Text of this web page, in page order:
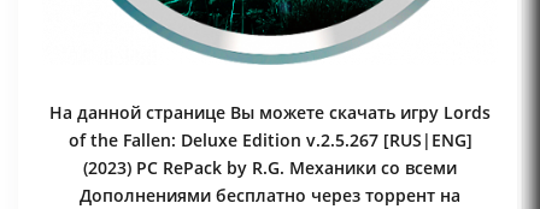
На данной странице Вы можете скачать игру Lords
of the Fallen: Deluxe Edition v.2.5.267 [RUS|ENG]
(2023) PC RePack by R.G. Механики со всеми
Дополнениями бесплатно через торрент на